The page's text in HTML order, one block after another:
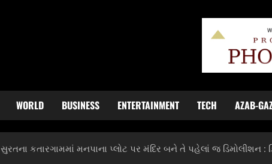
WORLD BUSINESS ENTERTAINMENT TECH AZAB-
સુરતના કતારગામમાં મનપાના પ્લોટ પર મંદિર બને તે પહેલાં જ ડિમોલીશન :